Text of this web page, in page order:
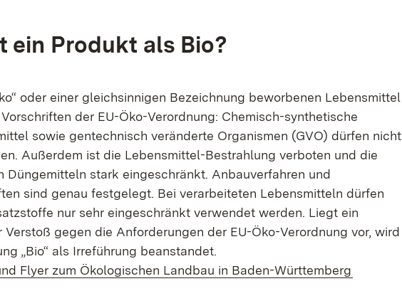
ein Produkt als Bio?
oder einer gleichsinnigen Bezeichnung beworbenen Lebensmittel
der EU-Öko-Verordnung: Chemisch-synthetische
sowie gentechnisch veränderte Organismen (GVO) dürfen nicht
Außerdem ist die Lebensmittel-Bestrahlung verboten und die
Düngemitteln stark eingeschränkt. Anbauverfahren und
sind genau festgelegt. Bei verarbeiteten Lebensmitteln dürfen
nur sehr eingeschränkt verwendet werden. Liegt ein
Verstoß gegen die Anforderungen der EU-Öko-Verordnung vor, wird
„Bio“ als Irreführung beanstandet.
Flyer zum Ökologischen Landbau in Baden-Württemberg